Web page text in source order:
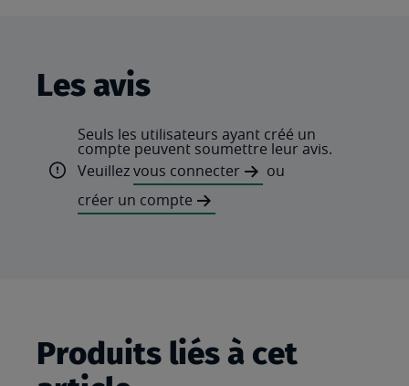
Les avis
Seuls les utilisateurs ayant créé un
compte peuvent soumettre leur avis.
Veuillezvous connecter
ou
créer un compte
Produits liés à cet